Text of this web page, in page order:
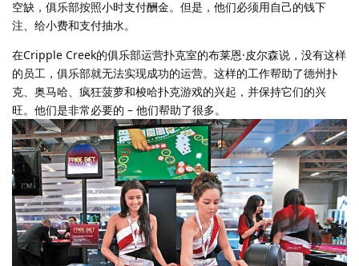
空缺，俱乐部按照小时支付酬金。但是，他们必须用自己的钱下
注、给小费和支付抽水。
在Cripple Creek的俱乐部运营扑克室的布莱恩·皮尔森说，没有这样
的员工，俱乐部就无法实现成功的运营。这样的工作帮助了德州扑
克、奥马哈、疯狂菠萝和梭哈扑克游戏的兴起，并保持它们的兴
旺。他们是非常必要的 – 他们帮助了很多。